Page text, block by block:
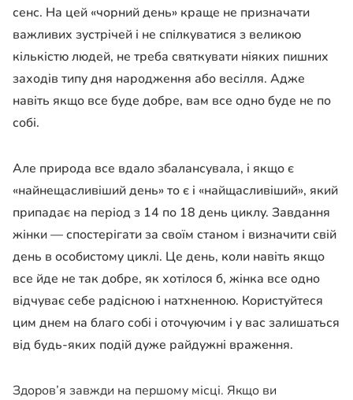
сенс. На цей «чорний день» краще не призначати
важливих зустрічей і не спілкуватися з великою
кількістю людей, не треба святкувати ніяких пишних
заходів типу дня народження або весілля. Адже
навіть якщо все буде добре, вам все одно буде не по
собі.
Але природа все вдало збалансувала, і якщо є
«найнещасливіший день» то є і «найщасливіший», який
припадає на період з 14 по 18 день циклу. Завдання
жінки — спостерігати за своїм станом і визначити свій
день в особистому циклі. Це день, коли навіть якщо
все йде не так добре, як хотілося б, жінка все одно
відчуває себе радісною і натхненною. Користуйтеся
цим днем ​​на благо собі і оточуючим і у вас залишаться
від будь-яких подій дуже райдужні враження.
Здоров’я завжди на першому місці. Якщо ви